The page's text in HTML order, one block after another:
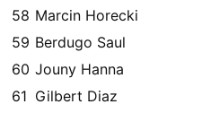
58 Marcin Horecki
59 Berdugo Saul
60 Jouny Hanna
61 Gilbert Diaz